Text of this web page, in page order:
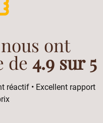
ont
de 4.9 sur 5
réactif • Excellent rapport